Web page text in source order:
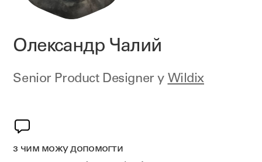
Олександр Чалий
Senior Product Designer у Wildix
з чим можу допомогти